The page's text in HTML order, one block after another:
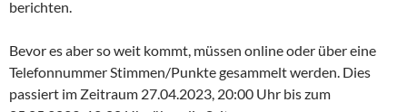
berichten.
Bevor es aber so weit kommt, müssen online oder über eine
Telefonnummer Stimmen/Punkte gesammelt werden. Dies
passiert im Zeitraum 27.04.2023, 20:00 Uhr bis zum